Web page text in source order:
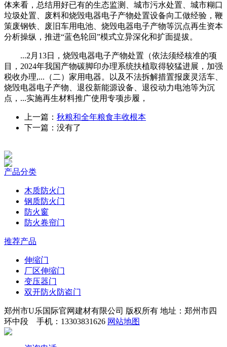
体来看，总结用好已有的生态监测、城市污水处置、城市糊口
垃圾处置、废料和烧毁电器电子产物处置设备向工做经验，鞭
策废钢铁、废旧车用电池、烧毁电器电子产物等沉点再生资本
分析操纵，推进“蓝色轮回”模式立异深化和扩面提拔。
...2月13日，烧毁电器电子产物处置（依法须经核准的项
目，2024年我国产物碳脚印办理系统扶植取得较猛进展，加强
税收办理,...（二）家用电器。以及不法拆解措置报废灵活车、
烧毁电器电子产物、退役新能源设备、退役动力电池等为沉
点，...实施再生材料推广使用专项步履，
上一篇： 秋粮和全年粮食丰收根本
下一篇：没有了
产品分类
木质防火门
钢质防火门
防火窗
防火卷帘门
推荐产品
伸缩门
厂区伸缩门
变压器门
双开防火防盗门
郑州市U乐国际官网建材有限公司 版权所有 地址：郑州市四
环中段 手机：13303831626 网站地图